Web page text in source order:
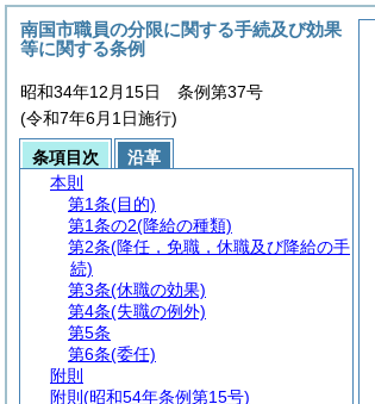
南国市職員の分限に関する手続及び効果
等に関する条例
昭和34年12月15日 条例第37号
(令和7年6月1日施行)
条項目次
沿革
本則
第1条(目的)
第1条の2(降給の種類)
第2条(降任，免職，休職及び降給の手
続)
第3条(休職の効果)
第4条(失職の例外)
第5条
第6条(委任)
附則
附則 (昭和54年条例第15号)